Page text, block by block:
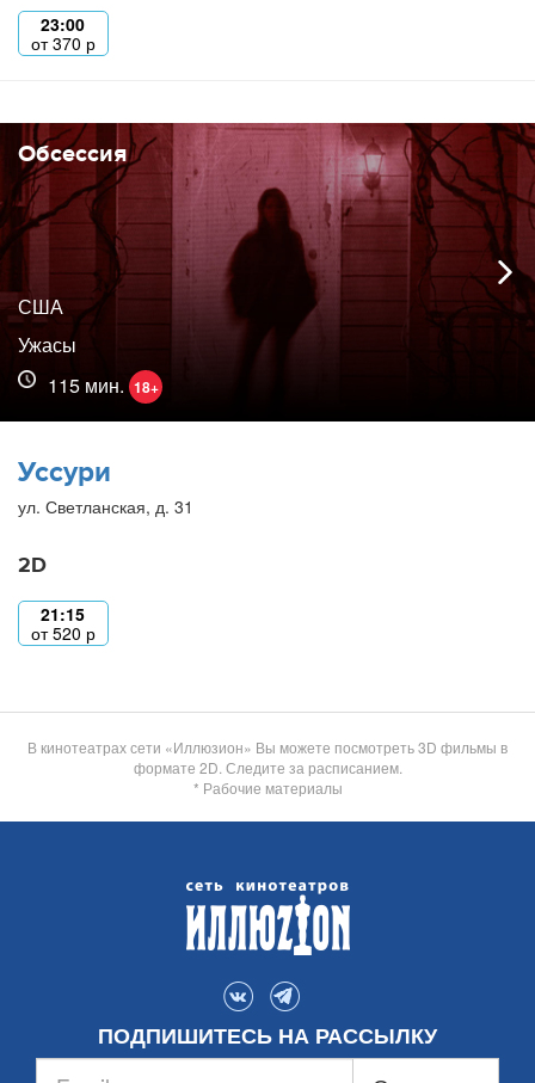
23:00
от370 р
Обсессия
США
Ужасы
115 мин. 18+
Уссури
ул. Светланская, д. 31
2D
21:15
от520 р
В кинотеатрах сети «Иллюзион» Вы можете посмотреть 3D фильмы в
формате 2D. Следите за расписанием.
* Рабочие материалы
ПОДПИШИТЕСЬ НА РАССЫЛКУ